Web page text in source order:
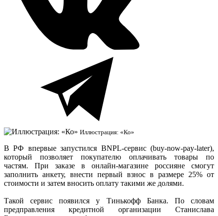
Иллюстрация: «Ко»
В РФ впервые запустился BNPL-сервис (buy-now-pay-later),
который позволяет покупателю оплачивать товары по
частям. При заказе в онлайн-магазине россияне смогут
заполнить анкету, внести первый взнос в размере 25% от
стоимости и затем вносить оплату такими же долями.
Такой сервис появился у Тинькофф Банка. По словам
предправления кредитной организации Станислава